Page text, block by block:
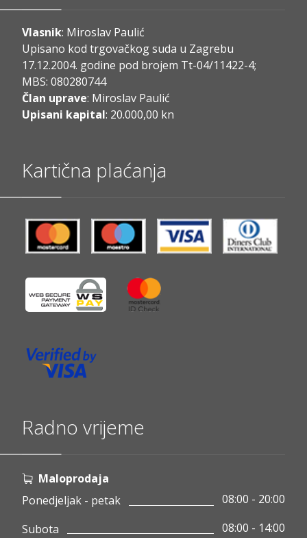
Vlasnik: Miroslav Paulić
Upisano kod trgovačkog suda u Zagrebu
17.12.2004. godine pod brojem Tt-04/11422-4;
MBS: 080280744
Član uprave: Miroslav Paulić
Upisani kapital: 20.000,00 kn
Kartična plaćanja
Radno vrijeme
Maloprodaja
Ponedjeljak - petak
08:00 - 20:00
Subota
08:00 - 14:00